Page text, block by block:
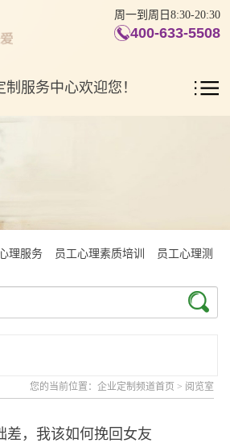
周一到周日8:30-20:30
400-633-5508
制服务中心欢迎您！
理服务 员工心理素质培训
员工心理测
您的当前位置： 企业定制频道首页 > 阅览室
差，我该如何挽回女友